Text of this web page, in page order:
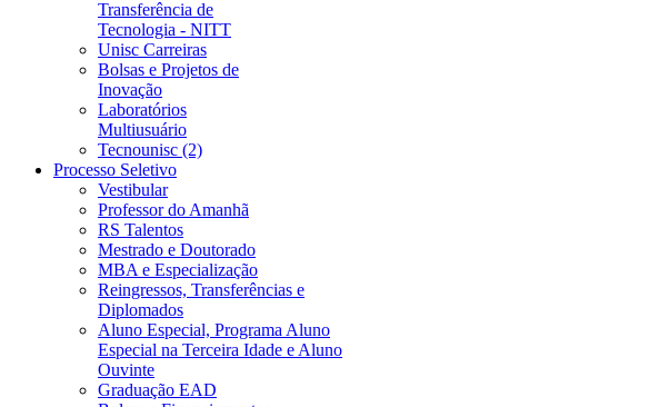
Transferência de
Tecnologia - NITT
Unisc Carreiras
Bolsas e Projetos de
Inovação
Laboratórios
Multiusuário
Tecnounisc (2)
Processo Seletivo
Vestibular
Professor do Amanhã
RS Talentos
Mestrado e Doutorado
MBA e Especialização
Reingressos, Transferências e
Diplomados
Aluno Especial, Programa Aluno
Especial na Terceira Idade e Aluno
Ouvinte
Graduação EAD